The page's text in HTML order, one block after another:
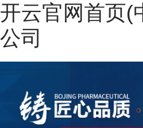
开云官网首页(
公司
网站开云官网首页(中国)集团有限
热销产品
新闻资讯